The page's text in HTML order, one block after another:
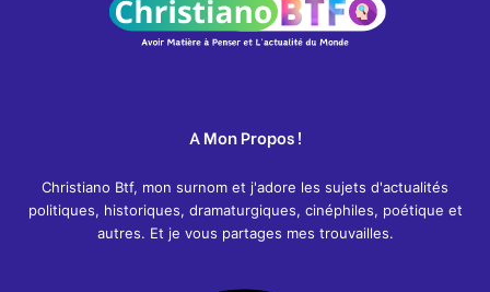
A Mon Propos !
Christiano Btf, mon surnom et j'adore les sujets d'actualités
politiques, historiques, dramaturgiques, cinéphiles, poétique et
autres. Et je vous partages mes trouvailles.